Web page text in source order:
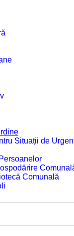
Situații de
Comunală